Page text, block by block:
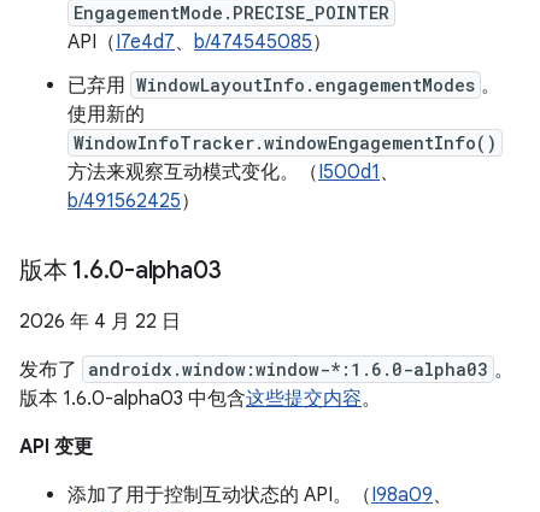
EngagementMode.PRECISE_POINTER
API（I7e4d7、 b/474545085）
已弃用 WindowLayoutInfo.engagementModes 。
使用新的
WindowInfoTracker.windowEngagementInfo()
方法来观察互动模式变化。（I500d1 、
b/491562425）
版本 1.6.0-alpha03
2026 年 4 月 22 日
发布了
androidx.window:window-*:1.6.0-alpha03 。
版本 1.6.0-alpha03 中包含这些提交内容。
API 变更
添加了用于控制互动状态的 API。（I98a09、